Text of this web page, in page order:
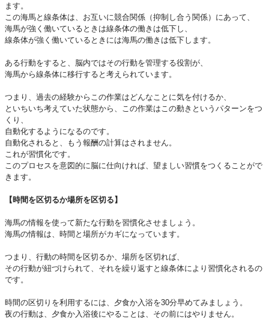
ます。
この海馬と線条体は、お互いに競合関係（抑制し合う関係）にあって、
海馬が強く働いているときは線条体の働きは低下し、
線条体が強く働いているときには海馬の働きは低下します。
ある行動をすると、脳内ではその行動を管理する役割が、
海馬から線条体に移行すると考えられています。
つまり、過去の経験からこの作業はどんなことに気を付けるか、
といちいち考えていた状態から、この作業はこの動きというパターンをつ
くり、
自動化するようになるのです。
自動化されると、もう報酬の計算はされません。
これが習慣化です。
このプロセスを意図的に脳に仕向ければ、望ましい習慣をつくることがで
きます。
【時間を区切るか場所を区切る】
海馬の情報を使って新たな行動を習慣化させましょう。
海馬の情報は、時間と場所がカギになっています。
つまり、行動の時間を区切るか、場所を区切れば、
その行動が紐づけられて、それを繰り返すと線条体により習慣化されるの
です。
時間の区切りを利用するには、夕食か入浴を30分早めてみましょう。
夜の行動は、夕食か入浴後にやることは、その前にはやりません。